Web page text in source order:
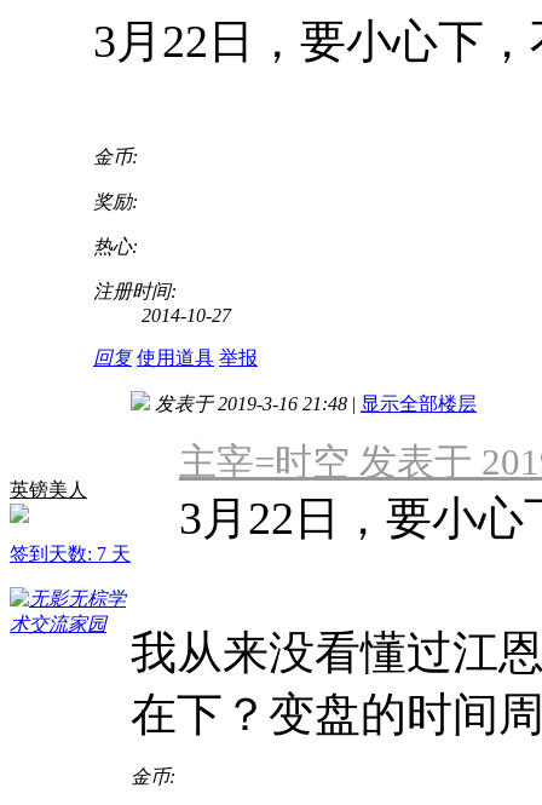
3月22日，要小心下
金币:
奖励:
热心:
注册时间:
2014-10-27
回复 使用道具 举报
英镑美人
签到天数: 7 天
发表于 2019-3-16 21:48 | 显示全部楼层
主宰=时空 发表于
3月22日，要小
我从来没看懂过江
在下？变盘的时间
金币: